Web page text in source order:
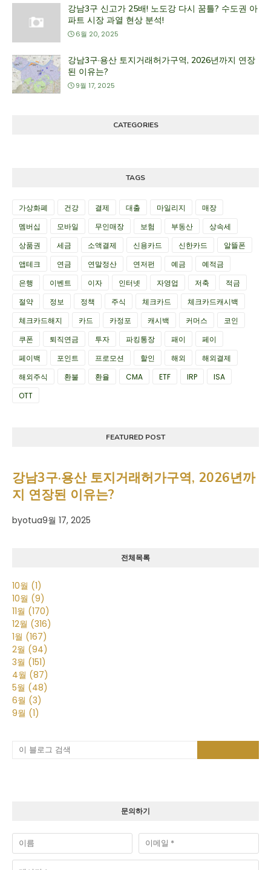
강남3구 신고가 25배! 노도강 다시 꿈틀? 수도권 아
파트 시장 과열 현상 분석!
6월 20, 2025
강남3구·용산 토지거래허가구역, 2026년까지 연장
된 이유는?
9월 17, 2025
CATEGORIES
TAGS
가상화폐 건강 결제 대출 마일리지
매장
멤버십
모바일 무인매장 보험 부동산
상속세
상품권
세금 소액결제 신용카드 신한카드
알뜰폰
앱테크
연금 연말정산 연저펀 예금
예적금
은행
이벤트 이자 인터넷 자영업 저축
적금
절약
정보 정책 주식 체크카드
체크카드캐시백
체크카드해지
카드 카정포 캐시백 커머스
코인
쿠폰
퇴직연금 투자 파킹통장 패이
페이
페이백
포인트 프로모션 할인 해외
해외결제
해외주식
환불 환율 CMA ETF IRP
ISA
OTT
FEATURED POST
강남3구·용산 토지거래허가구역, 2026년까
지 연장된 이유는?
byotua9월 17, 2025
전체목록
10월 (1)
10월 (9)
11월 (170)
12월 (316)
1월 (167)
2월 (94)
3월 (151)
4월 (87)
5월 (48)
6월 (3)
9월 (1)
문의하기